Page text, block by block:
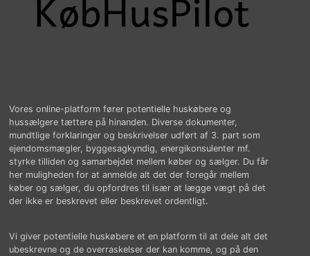
Vores online-platform fører potentielle huskøbere og
hussælgere tættere på hinanden. Diverse dokumenter,
mundtlige forklaringer og beskrivelser udført af 3. part som
ejendomsmægler, byggesagkyndig, energikonsulenter mf.
styrke tilliden og samarbejdet mellem køber og sælger. Du får
her muligheden for at anmelde alt det der foregår mellem
køber og sælger, du opfordres til især at lægge vægt på det
der ikke er beskrevet eller beskrevet ordentligt.
Vi giver potentielle huskøbere et en platform til at dele alt det
ubeskrevne og de overraskelser der kan komme, og på den